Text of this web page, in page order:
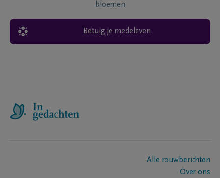
bloemen
Betuig je medeleven
Alle rouwberichten
Over ons